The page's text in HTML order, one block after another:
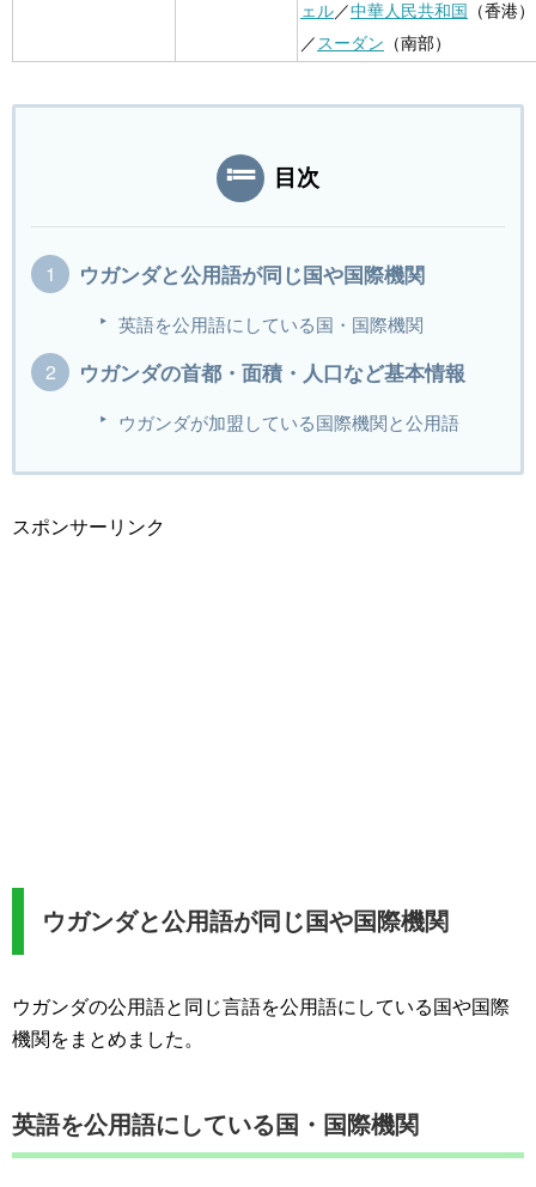
ェル／中華人民共和国
（香港）
／ スーダン （南部）
目次
ウガンダと公用語が同じ国や国際機関
英語を公用語にしている国・国際機関
ウガンダの首都・面積・人口など基本情報
ウガンダが加盟している国際機関と公用語
スポンサーリンク
ウガンダと公用語が同じ国や国際機関
ウガンダの公用語と同じ言語を公用語にしている国や国際
機関をまとめました。
英語を公用語にしている国・国際機関